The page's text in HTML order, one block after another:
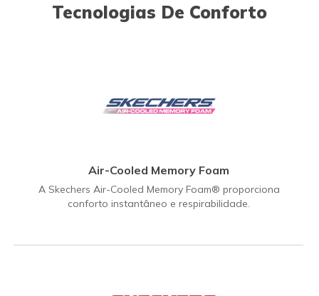
Tecnologias De Conforto
Air-Cooled Memory Foam
A Skechers Air-Cooled Memory Foam® proporciona
conforto instantâneo e respirabilidade.